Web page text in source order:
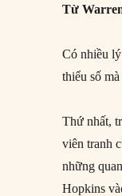
Từ
Có nhiều
thiểu số
Thứ nhất,
viên tranh
những
Hopkins